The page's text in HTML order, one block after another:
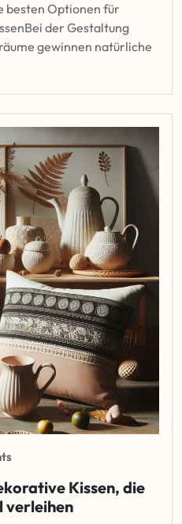
besten Optionen für
der Gestaltung
gewinnen natürliche
Kissen, die
verleihen